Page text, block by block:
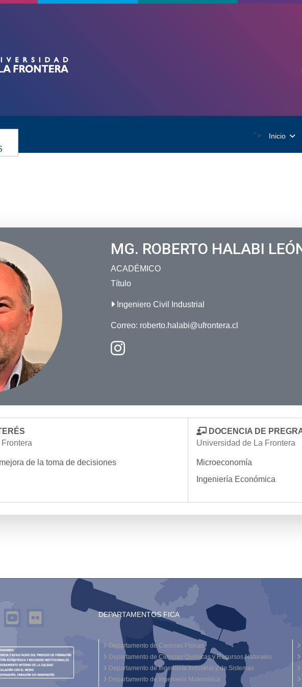
"> Inicio
MG. ROBERTO HALABI
ACADÉMICO
Título
Ingeniero Civil Industrial
Correo: roberto.halabi@ufrontera.cl
de la toma de decisiones
DOCENCIA DE
Universidad de La Frontera
Microeconomía
Ingeniería Económica
DEPARTAMENTOS FICA
Departamento de Ciencias Físicas
Departamento de Ciencias Químicas y Recursos Naturales
Departamento de Ingeniería Industrial y de Sistemas
Departamento de Ingeniería Matemática